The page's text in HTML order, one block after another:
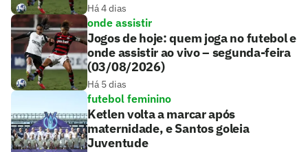
Há 4 dias
onde assistir
Jogos de hoje: quem joga no futebol e
onde assistir ao vivo – segunda-feira
(03/08/2026)
Há 5 dias
futebol feminino
Ketlen volta a marcar após
maternidade, e Santos goleia
Juventude